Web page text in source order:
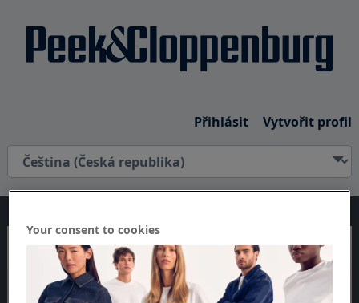
Přihlásit Vytvořit profil
Your consent to cookies